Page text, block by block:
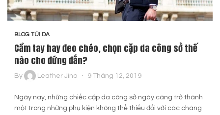
BLOG TÚI DA
Cầm tay hay đeo chéo, chọn cặp da công sở thế
nào cho đứng đắn?
By Leather Jino 9 Tháng 12, 2019
Ngày nay, những chiếc cặp da công sở ngày càng trở thành
một trong những phụ kiện không thể thiếu đối với các chàng